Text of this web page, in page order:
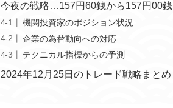
今夜の戦略…157円60銭から157円00銭
機関投資家のポジション状況
企業の為替動向への対応
テクニカル指標からの予測
2024年12月25日のトレード戦略まとめ